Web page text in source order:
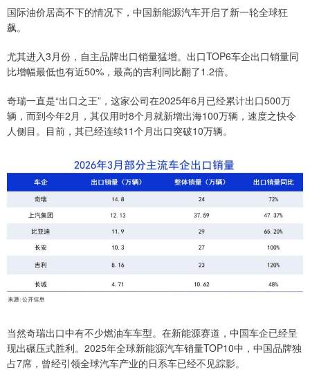
国际油价居高不下的情况下，中国新能源汽车开启了新一轮全球狂
飙。
尤其进入3月份，自主品牌出口销量猛增。出口TOP6车企出口销量同
比增幅最低也有近50%，最高的吉利同比翻了1.2倍。
奇瑞一直是“出口之王”，这家公司在2025年6月已经累计出口500万
辆，而到今年2月，其仅用时8个月就新增出海100万辆，速度之快令
人侧目。目前，其已经连续11个月出口突破10万辆。
当然奇瑞出口中有不少燃油车车型。在新能源赛道，中国车企已经呈
现出碾压式胜利。2025年全球新能源汽车销量TOP10中，中国品牌独
占7席，曾经引领全球汽车产业的日系车已经不见踪影。